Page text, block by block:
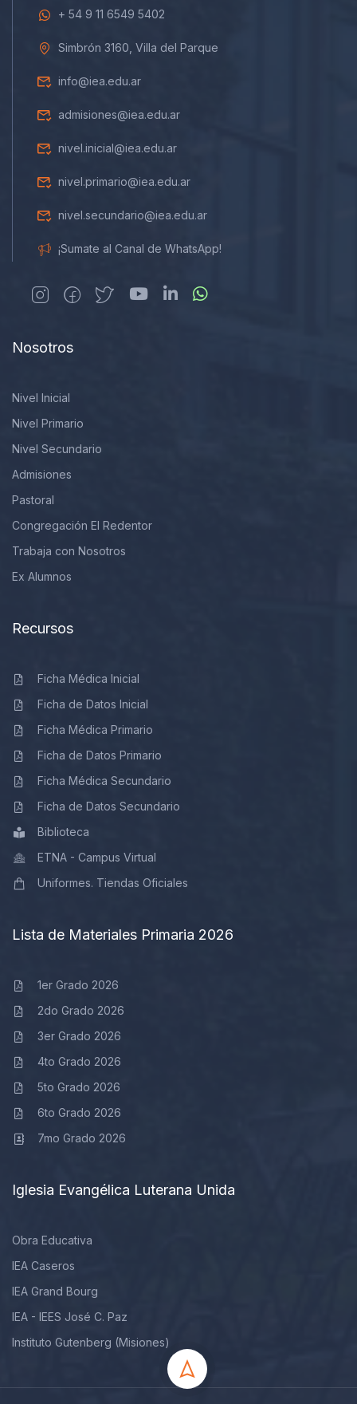
+ 54 9 11 6549 5402
Simbrón 3160, Villa del Parque
info@iea.edu.ar
admisiones@iea.edu.ar
nivel.inicial@iea.edu.ar
nivel.primario@iea.edu.ar
nivel.secundario@iea.edu.ar
¡Sumate al Canal de WhatsApp!
Nosotros
Nivel Inicial
Nivel Primario
Nivel Secundario
Admisiones
Pastoral
Congregación El Redentor
Trabaja con Nosotros
Ex Alumnos
Recursos
Ficha Médica Inicial
Ficha de Datos Inicial
Ficha Médica Primario
Ficha de Datos Primario
Ficha Médica Secundario
Ficha de Datos Secundario
Biblioteca
ETNA - Campus Virtual
Uniformes. Tiendas Oficiales
Lista de Materiales Primaria 2026
1er Grado 2026
2do Grado 2026
3er Grado 2026
4to Grado 2026
5to Grado 2026
6to Grado 2026
7mo Grado 2026
Iglesia Evangélica Luterana Unida
Obra Educativa
IEA Caseros
IEA Grand Bourg
IEA - IEES José C. Paz
Instituto Gutenberg (Misiones)